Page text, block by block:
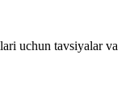
uchun tavsiyalar va